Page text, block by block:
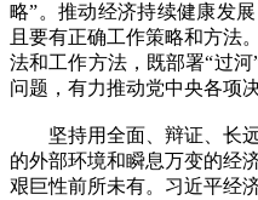
略”。推动经济持续健康发
且要有正确工作策略和方法
法和工作方法，既部署“过
问题，有力推动党中央各项
坚持用全面、辩证、长远
的外部环境和瞬息万变的经
艰巨性前所未有。习近平经